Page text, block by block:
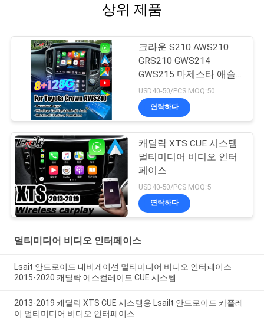
상위 제품
크라운 S210 AWS210
GRS210 GWS214
GWS215 마제스타 애슬
릿 로얄 살롱 순정 화면
업그레이드를 위한 안드
로이드 13 멀티미디어 비
카플레이 포함)
USD40-50/PCS MOQ:50
연락하다
캐딜락 XTS CUE 시스템
멀티미디어 비디오 인터
페이스
USD40-50/PCS MOQ:5
연락하다
멀티미디어 비디오 인터페이스
Lsait 안드로이드 내비게이션 멀티미디어 비디오 인터페이스
2015-2020 캐딜락 에스컬레이드 CUE 시스템
2013-2019 캐딜락 XTS CUE 시스템용 Lsailt 안드로이드 카플레
이 멀티미디어 비디오 인터페이스